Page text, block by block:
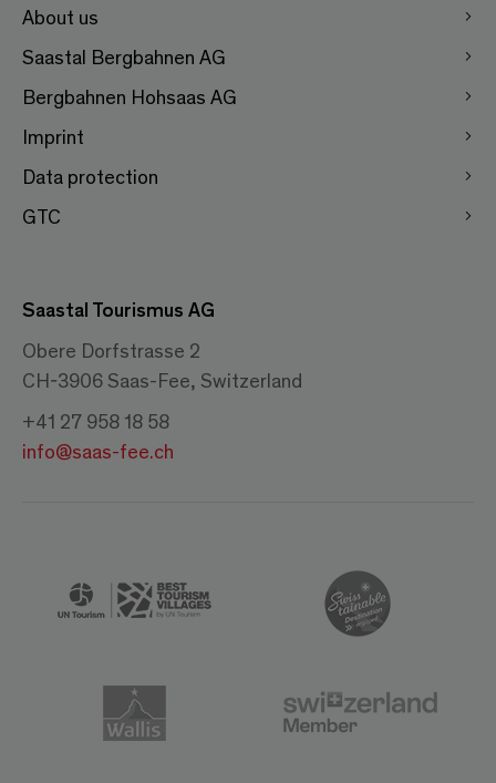
About us
Saastal Bergbahnen AG
Bergbahnen Hohsaas AG
Imprint
Data protection
GTC
Saastal Tourismus AG
Obere Dorfstrasse 2
CH-3906 Saas-Fee, Switzerland
+41 27 958 18 58
info@saas-fee.ch